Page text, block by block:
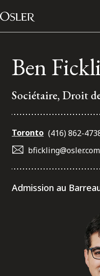
Passer au contenu
Main
Réseau des anciens
S’abonner aux articles
Ben
Sociétaire, Droit
Toronto (416) 862-
bfickling@osler.com
Admission au